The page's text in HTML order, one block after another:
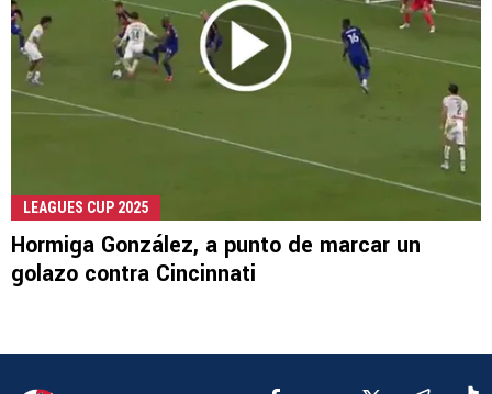
LEAGUES CUP 2025
Hormiga González, a punto de marcar un
golazo contra Cincinnati